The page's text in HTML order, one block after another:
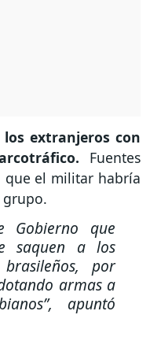
extranjeros con
Fuentes
que el militar habría
grupo.
Gobierno que
saquen a los
por
armas a
apuntó